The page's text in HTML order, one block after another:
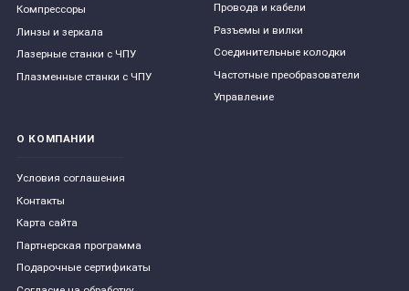
Компрессоры
Линзы и зеркала
Лазерные станки с ЧПУ
Плазменные станки с ЧПУ
Провода и кабели
Разъемы и вилки
Соединительные колодки
Частотные преобразователи
Управление
О КОМПАНИИ
Условия соглашения
Контакты
Карта сайта
Партнерская программа
Подарочные сертификаты